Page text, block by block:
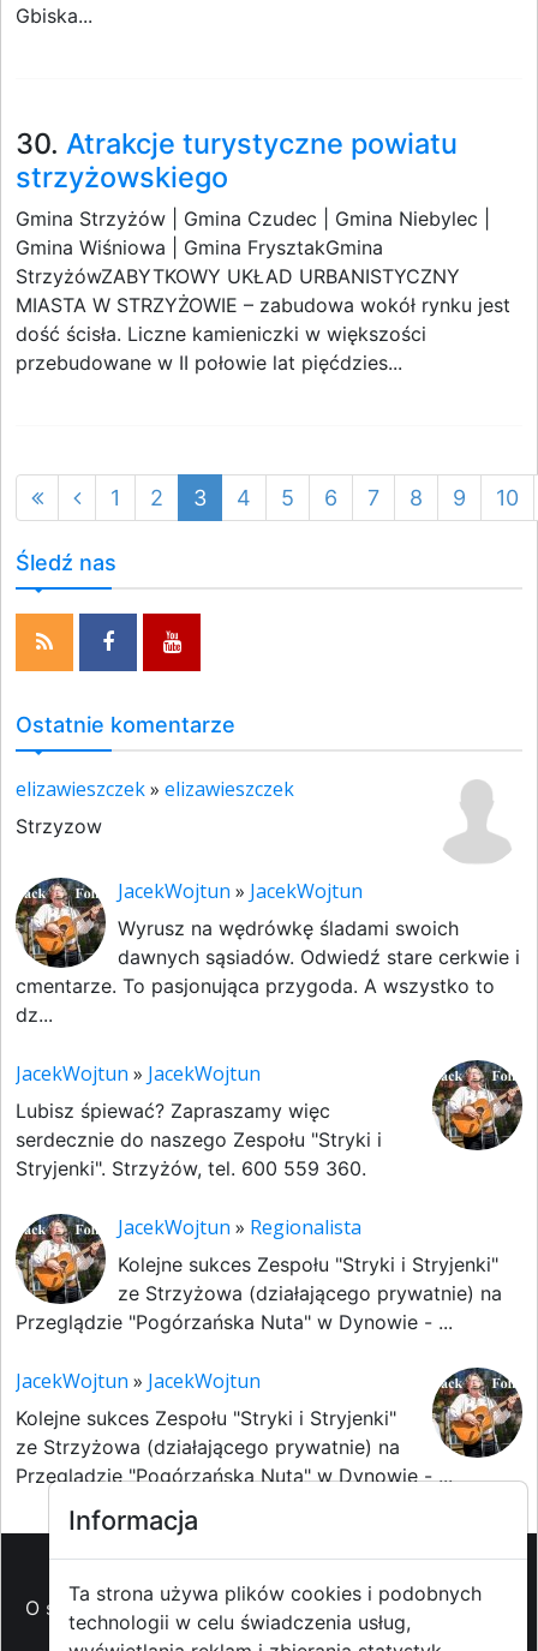
Gbiska...
30. Atrakcje turystyczne powiatu
strzyżowskiego
Gmina Strzyżów | Gmina Czudec | Gmina Niebylec |
Gmina Wiśniowa | Gmina FrysztakGmina
StrzyżówZABYTKOWY UKŁAD URBANISTYCZNY
MIASTA W STRZYŻOWIE – zabudowa wokół rynku jest
dość ścisła. Liczne kamieniczki w większości
przebudowane w II połowie lat pięćdzies...
1 2 3 4 5 6 7 8 9 10
Śledź nas
Ostatnie komentarze
elizawieszczek» elizawieszczek
Strzyzow
JacekWojtun » JacekWojtun
Wyrusz na wędrówkę śladami swoich
dawnych sąsiadów. Odwiedź stare cerkwie i
cmentarze. To pasjonująca przygoda. A wszystko to
dz...
JacekWojtun » JacekWojtun
Lubisz śpiewać? Zapraszamy więc
serdecznie do naszego Zespołu "Stryki i
Stryjenki". Strzyżów, tel. 600 559 360.
JacekWojtun » Regionalista
Kolejne sukces Zespołu "Stryki i Stryjenki"
ze Strzyżowa (działającego prywatnie) na
Przeglądzie "Pogórzańska Nuta" w Dynowie - ...
JacekWojtun » JacekWojtun
Kolejne sukces Zespołu "Stryki i Stryjenki"
ze Strzyżowa (działającego prywatnie) na
Przeglądzie "Pogórzańska Nuta" w Dynowie - ...
O strzyzowiak.pl-Reklama-Pomoc (FAQ)-Patronat
medialny - Prawa autorskie- Redakcja i
Informacja
Ta strona używa plików cookies i podobnych
technologii w celu świadczenia usług,